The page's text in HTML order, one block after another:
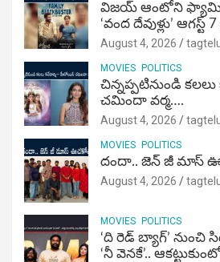
విజ‌య్ ఆంటోని
‘వంద దేవుళ్లు’
August 4, 2026
MOVIES POLITICS
చిన్నప్పటినుండి
చమిందా వర్మ….
August 4, 2026
MOVIES POLITICS
దందా.. జెన్ జీ మాస్
August 4, 2026
MOVIES POLITICS
‘ది రెడ్ బ్యాగ్’ నుంచి
‘నీ వెనకే’..